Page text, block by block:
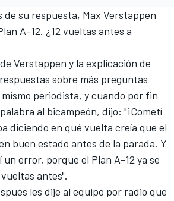
de su respuesta, Max Verstappen
A-12. ¿12 vueltas antes a
Verstappen y la explicación de
sobre más preguntas
periodista, y cuando por fin
al bicampeón, dijo: "¡Cometí
diciendo en qué vuelta creía que el
buen estado antes de la parada. Y
error, porque el Plan A-12 ya se
antes".
les dije al equipo por radio que